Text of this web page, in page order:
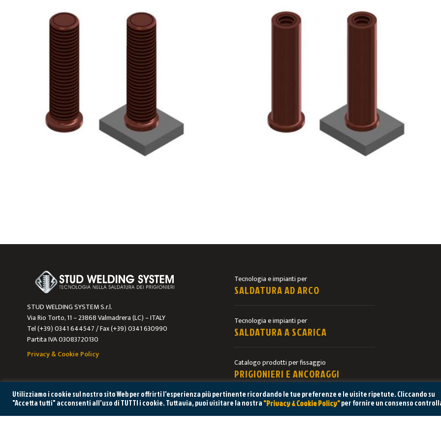
STUD WELDING SYSTEM S.r.l.
Via Rio Torto, 11 – 23868 Valmadrera (LC) – ITALY
Tel (+39) 0341 644547 / Fax (+39) 0341 630990
Partita IVA 03083720130
Privacy & Cookie Policy
Tecnologia e impianti per
SALDATURA AD ARCO
Tecnologia e impianti per
SALDATURA A SCARICA
Catalogo prodotti per fissaggio
PRIGIONIERI E ANCORAGGI
Utilizziamo i cookie sul nostro sito Web per offrirti l'esperienza più pertinente ricordando le tue preferenze e le visite ripetute. Cliccando su
"Accetta tutti" acconsenti all'uso di TUTTI i cookie. Tuttavia, puoi visitare la nostra"Privacy & Cookie Policy"per fornire un consenso